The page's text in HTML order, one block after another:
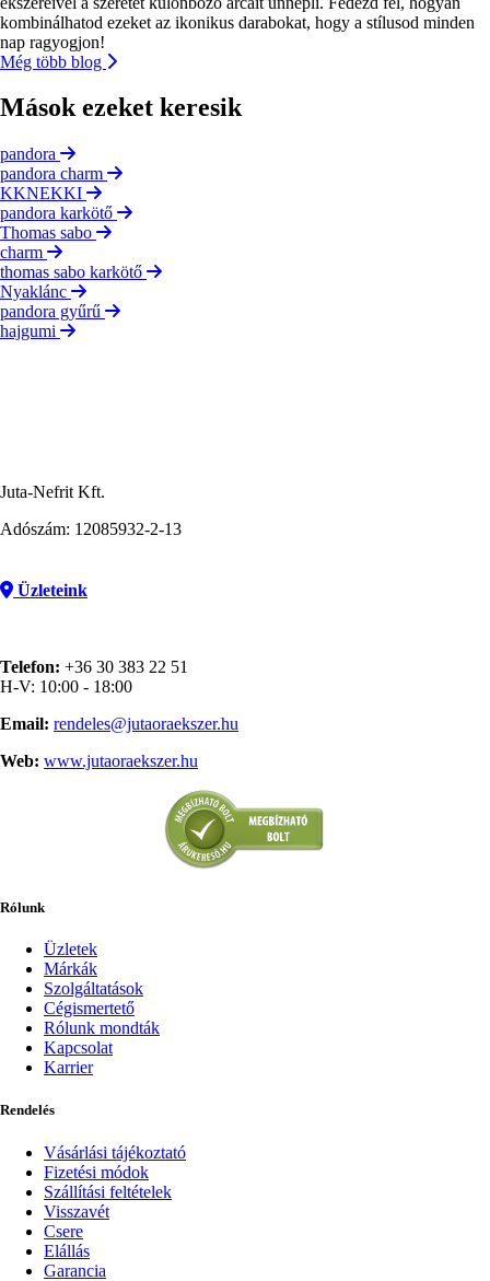
kombinálhatod ezeket az ikonikus darabokat, hogy a stílusod minden
nap ragyogjon!
Még több blog
Mások ezeket keresik
pandora
pandora charm
KKNEKKI
pandora karkötő
Thomas sabo
charm
thomas sabo karkötő
Nyaklánc
pandora gyűrű
hajgumi
Juta-Nefrit Kft.
Adószám: 12085932-2-13
Üzleteink
Telefon: +36 30 383 22 51
H-V: 10:00 - 18:00
Email: rendeles@jutaoraekszer.hu
Web: www.jutaoraekszer.hu
Rólunk
Üzletek
Márkák
Szolgáltatások
Cégismertető
Rólunk mondták
Kapcsolat
Karrier
Rendelés
Vásárlási tájékoztató
Fizetési módok
Szállítási feltételek
Visszavét
Csere
Elállás
Garancia